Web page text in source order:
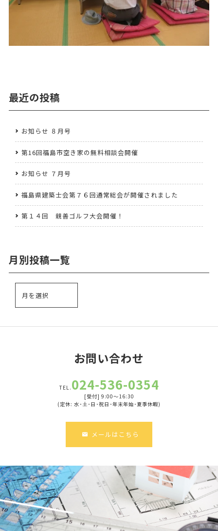
最近の投稿
お知らせ ８月号
第16回福島市空き家の無料相談会開催
お知らせ ７月号
福島県建築士会第７６回通常総会が開催されました
第１４回 親善ゴルフ大会開催！
月別投稿一覧
お問い合わせ
TEL. 024-536-0354
[受付] 9:00～16:30
(定休: 水･土･日･祝日･年末年始･夏季休暇)
メールはこちら